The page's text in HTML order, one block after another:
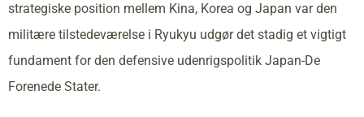
strategiske position mellem Kina, Korea og Japan var den
militære tilstedeværelse i Ryukyu udgør det stadig et vigtigt
fundament for den defensive udenrigspolitik Japan-De
Forenede Stater.